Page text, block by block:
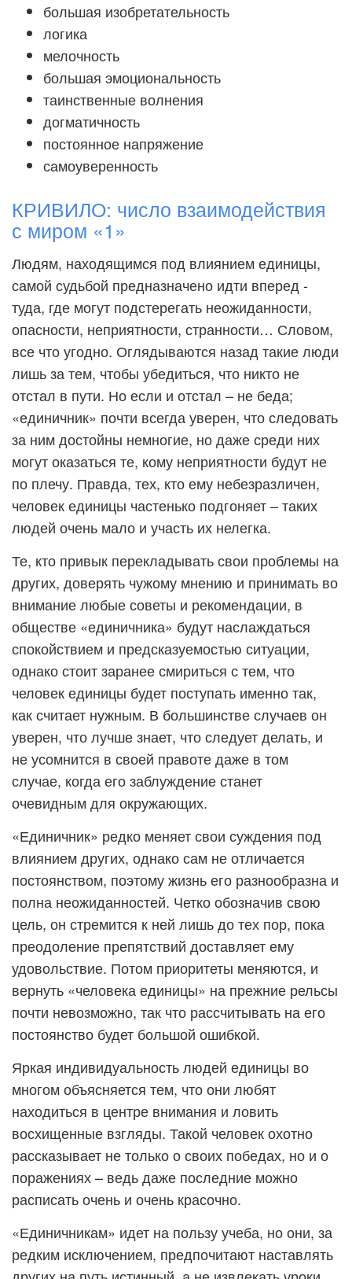
большая изобретательность
логика
мелочность
большая эмоциональность
таинственные волнения
догматичность
постоянное напряжение
самоуверенность
КРИВИЛО: число взаимодействия
с миром «1»
Людям, находящимся под влиянием единицы,
самой судьбой предназначено идти вперед -
туда, где могут подстерегать неожиданности,
опасности, неприятности, странности… Словом,
все что угодно. Оглядываются назад такие люди
лишь за тем, чтобы убедиться, что никто не
отстал в пути. Но если и отстал – не беда;
«единичник» почти всегда уверен, что следовать
за ним достойны немногие, но даже среди них
могут оказаться те, кому неприятности будут не
по плечу. Правда, тех, кто ему небезразличен,
человек единицы частенько подгоняет – таких
людей очень мало и участь их нелегка.
Те, кто привык перекладывать свои проблемы на
других, доверять чужому мнению и принимать во
внимание любые советы и рекомендации, в
обществе «единичника» будут наслаждаться
спокойствием и предсказуемостью ситуации,
однако стоит заранее смириться с тем, что
человек единицы будет поступать именно так,
как считает нужным. В большинстве случаев он
уверен, что лучше знает, что следует делать, и
не усомнится в своей правоте даже в том
случае, когда его заблуждение станет
очевидным для окружающих.
«Единичник» редко меняет свои суждения под
влиянием других, однако сам не отличается
постоянством, поэтому жизнь его разнообразна и
полна неожиданностей. Четко обозначив свою
цель, он стремится к ней лишь до тех пор, пока
преодоление препятствий доставляет ему
удовольствие. Потом приоритеты меняются, и
вернуть «человека единицы» на прежние рельсы
почти невозможно, так что рассчитывать на его
постоянство будет большой ошибкой.
Яркая индивидуальность людей единицы во
многом объясняется тем, что они любят
находиться в центре внимания и ловить
восхищенные взгляды. Такой человек охотно
рассказывает не только о своих победах, но и о
поражениях – ведь даже последние можно
расписать очень и очень красочно.
«Единичникам» идет на пользу учеба, но они, за
редким исключением, предпочитают наставлять